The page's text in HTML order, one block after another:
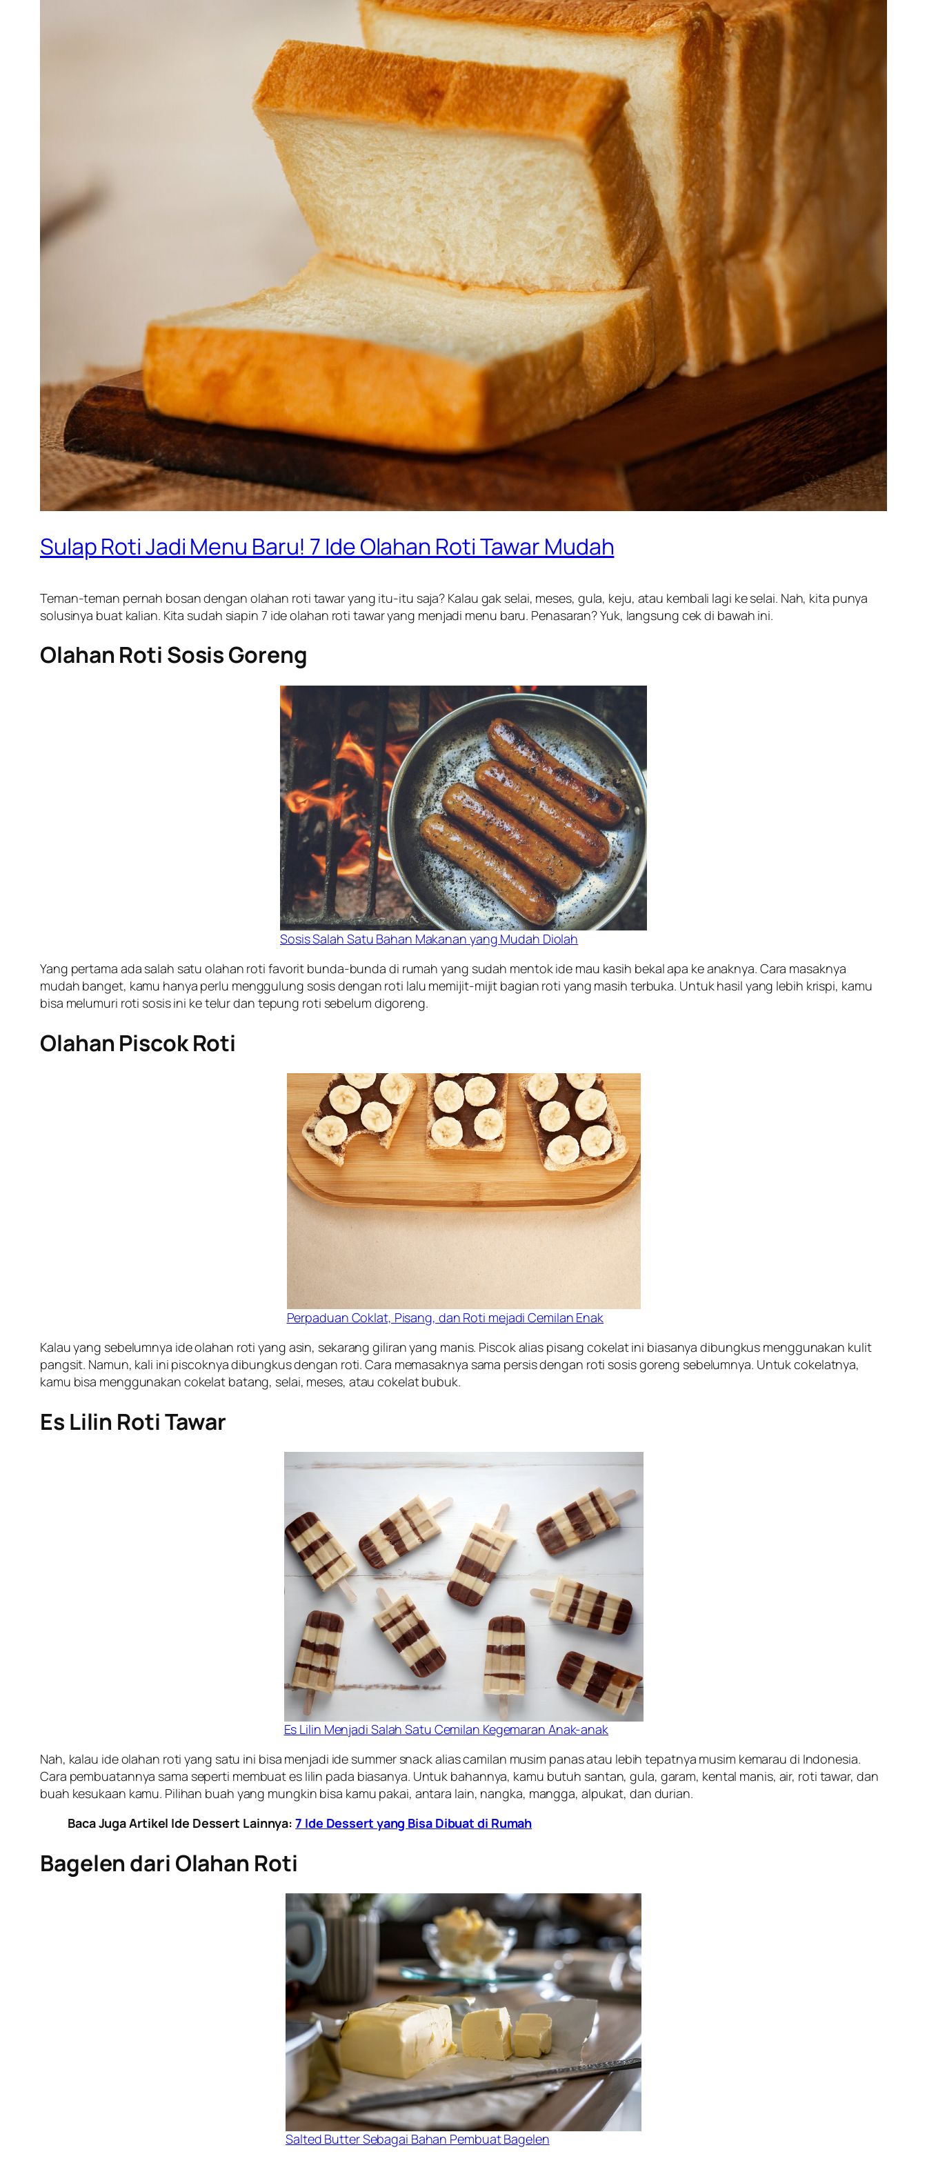
Sulap Roti Jadi Menu Baru! 7 Ide Olahan Roti Tawar Mudah
Teman-teman pernah bosan dengan olahan roti tawar yang itu-itu saja? Kalau gak selai, meses, gula, keju, atau kembali lagi ke selai. Nah, kita punya
solusinya buat kalian. Kita sudah siapin 7 ide olahan roti tawar yang menjadi menu baru. Penasaran? Yuk, langsung cek di bawah ini.
Olahan Roti Sosis Goreng
Sosis Salah Satu Bahan Makanan yang Mudah Diolah
Yang pertama ada salah satu olahan roti favorit bunda-bunda di rumah yang sudah mentokide mau kasih bekal apa ke anaknya. Cara masaknya
mudah banget, kamu hanya perlu menggulung sosis dengan roti lalu memijit-mijit bagian roti yang masih terbuka. Untuk hasil yang lebih krispi, kamu
bisa melumuri roti sosis ini ke telur dan tepung roti sebelum digoreng.
Olahan Piscok Roti
Perpaduan Coklat, Pisang, dan Roti mejadi Cemilan Enak
Kalau yang sebelumnya ide olahan roti yang asin, sekarang giliran yang manis. Piscok alias pisang cokelat ini biasanya dibungkus menggunakan kulit
pangsit. Namun, kali ini piscoknya dibungkus dengan roti. Cara memasaknya sama persis dengan roti sosis goreng sebelumnya. Untuk cokelatnya,
kamu bisa menggunakan cokelat batang, selai, meses, atau cokelat bubuk.
Es Lilin Roti Tawar
Es Lilin Menjadi Salah Satu Cemilan Kegemaran Anak-anak
Nah, kalau ide olahan roti yang satu ini bisa menjadi ide summer snackalias camilan musim panas atau lebih tepatnya musim kemarau di Indonesia.
Cara pembuatannya sama seperti membuat es lilin pada biasanya. Untuk bahannya, kamu butuh santan, gula, garam, kental manis, air, roti tawar, dan
buah kesukaan kamu. Pilihan buah yang mungkin bisa kamu pakai, antara lain, nangka, mangga, alpukat, dan durian.
Baca Juga Artikel Ide Dessert Lainnya:7 Ide Dessert yang Bisa Dibuat di Rumah
Bagelen dari Olahan Roti
Salted Butter Sebagai Bahan Pembuat Bagelen